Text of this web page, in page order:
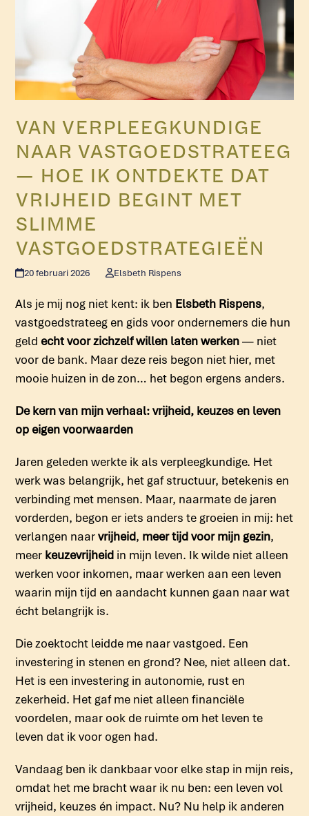
VAN VERPLEEGKUNDIGE
NAAR VASTGOEDSTRATEEG
— HOE IK ONTDEKTE DAT
VRIJHEID BEGINT MET
SLIMME
VASTGOEDSTRATEGIEËN
20 februari 2026 Elsbeth Rispens
Als je mij nog niet kent: ik ben Elsbeth Rispens,
vastgoedstrateeg en gids voor ondernemers die hun
geld echt voor zichzelf willen laten werken— niet
voor de bank. Maar deze reis begon niet hier, met
mooie huizen in de zon… het begon ergens anders.
De kern van mijn verhaal: vrijheid, keuzes en leven
op eigen voorwaarden
Jaren geleden werkte ik als verpleegkundige. Het
werk was belangrijk, het gaf structuur, betekenis en
verbinding met mensen. Maar, naarmate de jaren
vorderden, begon er iets anders te groeien in mij: het
verlangen naarvrijheid, meer tijd voor mijn gezin,
meer keuzevrijheid in mijn leven. Ik wilde niet alleen
werken voor inkomen, maar werken aan een leven
waarin mijn tijd en aandacht kunnen gaan naar wat
écht belangrijk is.
Die zoektocht leidde me naar vastgoed. Een
investering in stenen en grond? Nee, niet alleen dat.
Het is een investering in autonomie, rust en
zekerheid. Het gaf me niet alleen financiële
voordelen, maar ook de ruimte om het leven te
leven dat ik voor ogen had.
Vandaag ben ik dankbaar voor elke stap in mijn reis,
omdat het me bracht waar ik nu ben: een leven vol
vrijheid, keuzes én impact. Nu? Nu help ik anderen